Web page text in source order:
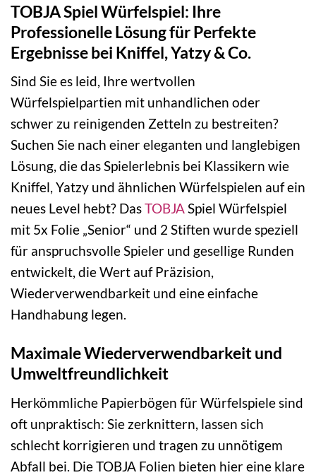
TOBJA Spiel Würfelspiel: Ihre
Professionelle Lösung für Perfekte
Ergebnisse bei Kniffel, Yatzy & Co.
Sind Sie es leid, Ihre wertvollen
Würfelspielpartien mit unhandlichen oder
schwer zu reinigenden Zetteln zu bestreiten?
Suchen Sie nach einer eleganten und langlebigen
Lösung, die das Spielerlebnis bei Klassikern wie
Kniffel, Yatzy und ähnlichen Würfelspielen auf ein
neues Level hebt? DasTOBJASpiel Würfelspiel
mit 5x Folie „Senior“ und 2 Stiften wurde speziell
für anspruchsvolle Spieler und gesellige Runden
entwickelt, die Wert auf Präzision,
Wiederverwendbarkeit und eine einfache
Handhabung legen.
Maximale Wiederverwendbarkeit und
Umweltfreundlichkeit
Herkömmliche Papierbögen für Würfelspiele sind
oft unpraktisch: Sie zerknittern, lassen sich
schlecht korrigieren und tragen zu unnötigem
Abfall bei. Die TOBJA Folien bieten hier eine klare